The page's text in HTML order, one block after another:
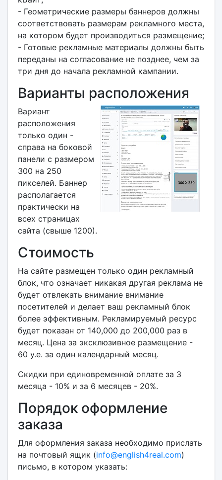
- Геометрические размеры баннеров должны
соответствовать размерам рекламного места,
на котором будет производиться размещение;
- Готовые рекламные материалы должны быть
переданы на согласование не позднее, чем за
три дня до начала рекламной кампании.
Варианты расположения
Вариант
расположения
только один -
справа на боковой
панели с размером
300 на 250
пикселей. Баннер
располагается
практически на
всех страницах
сайта (свыше 1200).
Стоимость
На сайте размещен только один рекламный
блок, что означает никакая другая реклама не
будет отвлекать внимание внимание
посетителей и делает ваш рекламный блок
более эффективным. Рекламируемый ресурс
будет показан от 140,000 до 200,000 раз в
месяц. Цена за эксклюзивное размещение -
60 у.е. за один календарный месяц.
Скидки при единовременной оплате за 3
месяца - 10% и за 6 месяцев - 20%.
Порядок оформление
заказа
Для оформления заказа необходимо прислать
на почтовый ящик (info@english4real.com)
письмо, в котором указать: